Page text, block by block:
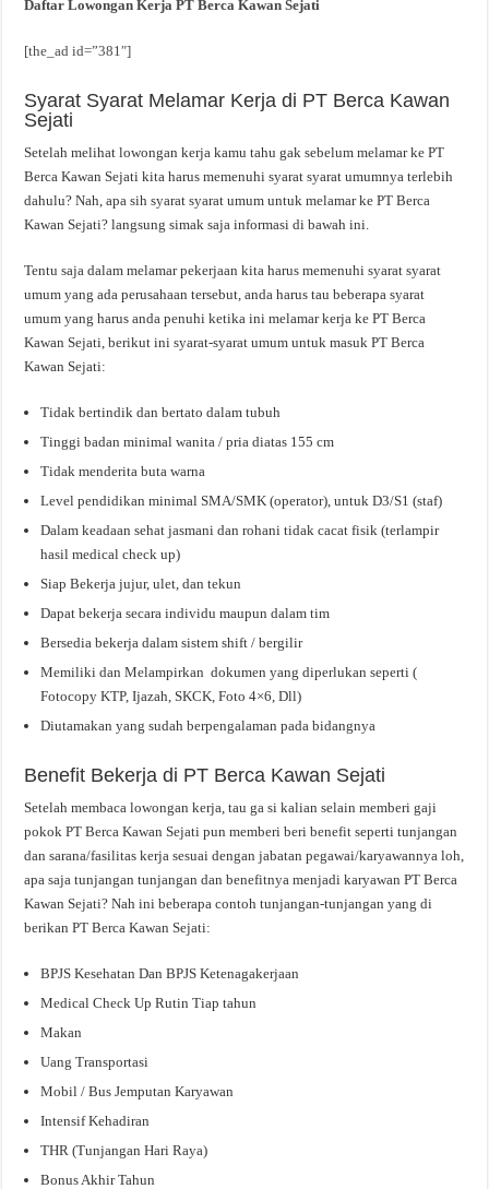
Daftar Lowongan Kerja PT Berca Kawan Sejati
[the_ad id=”381″]
Syarat Syarat Melamar Kerja di PT Berca Kawan
Sejati
Setelah melihat lowongan kerja kamu tahu gak sebelum melamar ke PT
Berca Kawan Sejati kita harus memenuhi syarat syarat umumnya terlebih
dahulu? Nah, apa sih syarat syarat umum untuk melamar ke PT Berca
Kawan Sejati? langsung simak saja informasi di bawah ini.
Tentu saja dalam melamar pekerjaan kita harus memenuhi syarat syarat
umum yang ada perusahaan tersebut, anda harus tau beberapa syarat
umum yang harus anda penuhi ketika ini melamar kerja ke PT Berca
Kawan Sejati, berikut ini syarat-syarat umum untuk masuk PT Berca
Kawan Sejati:
Tidak bertindik dan bertato dalam tubuh
Tinggi badan minimal wanita / pria diatas 155 cm
Tidak menderita buta warna
Level pendidikan minimal SMA/SMK (operator), untuk D3/S1 (staf)
Dalam keadaan sehat jasmani dan rohani tidak cacat fisik (terlampir
hasil medical check up)
Siap Bekerja jujur, ulet, dan tekun
Dapat bekerja secara individu maupun dalam tim
Bersedia bekerja dalam sistem shift / bergilir
Memiliki dan Melampirkan dokumen yang diperlukan seperti (
Fotocopy KTP, Ijazah, SKCK, Foto 4×6, Dll)
Diutamakan yang sudah berpengalaman pada bidangnya
Benefit Bekerja di PT Berca Kawan Sejati
Setelah membaca lowongan kerja, tau ga si kalian selain memberi gaji
pokok PT Berca Kawan Sejati pun memberi beri benefit seperti tunjangan
dan sarana/fasilitas kerja sesuai dengan jabatan pegawai/karyawannya loh,
apa saja tunjangan tunjangan dan benefitnya menjadi karyawan PT Berca
Kawan Sejati? Nah ini beberapa contoh tunjangan-tunjangan yang di
berikan PT Berca Kawan Sejati:
BPJS Kesehatan Dan BPJS Ketenagakerjaan
Medical Check Up Rutin Tiap tahun
Makan
Uang Transportasi
Mobil / Bus Jemputan Karyawan
Intensif Kehadiran
THR (Tunjangan Hari Raya)
Bonus Akhir Tahun